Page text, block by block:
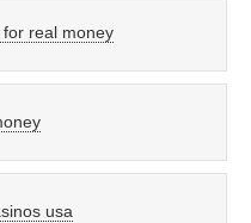
real money
usa